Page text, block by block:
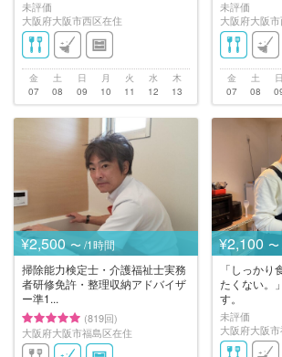
未評価
大阪府大阪市西区在住
金
07
土
08
日
09
月
10
火
11
水
12
木
13
未評価
大阪府大阪
金
07
土
08
日
¥2,500 〜 /1時間
掃除能力検定士・介護福祉士実務
者研修免許・整理収納アドバイザ
ー準1...
(819回)
大阪府大阪市福島区在住
¥2,100 〜
「しっかり
たくない。
す。
未評価
大阪府大阪